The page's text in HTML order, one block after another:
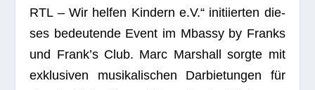
RTL – Wir hel­fen Kin­dern e.V.“ initi­ier­ten die­
ses bedeu­tende Event im Mbassy by Franks
und Frank’s Club. Marc Mar­shall sorgte mit
exklu­si­ven musi­ka­li­schen Dar­bie­tun­gen für